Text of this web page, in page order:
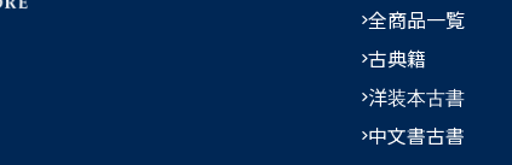
全商品一覧
古典籍
洋装本古書
中文書古書